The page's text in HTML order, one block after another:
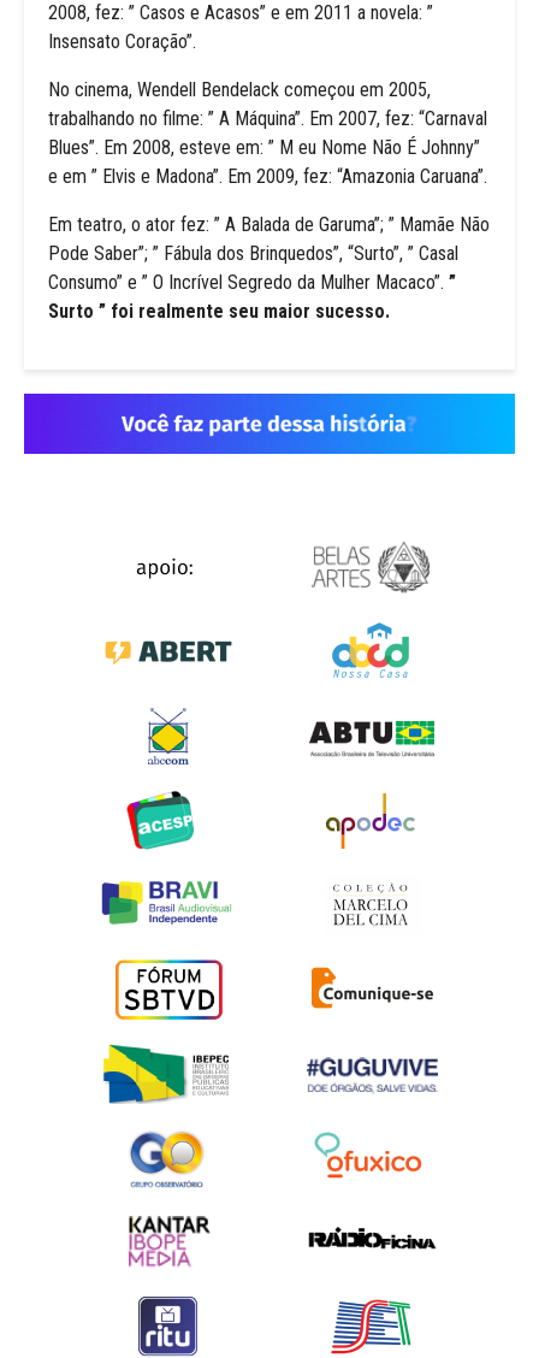
2008, fez: ” Casos e Acasos” e em 2011 a novela: ”
Insensato Coração”.
No cinema, Wendell Bendelack começou em 2005,
trabalhando no filme: ” A Máquina”. Em 2007, fez: “Carnaval
Blues”. Em 2008, esteve em: ” M eu Nome Não É Johnny”
e em ” Elvis e Madona”. Em 2009, fez: “Amazonia Caruana”.
Em teatro, o ator fez: ” A Balada de Garuma”; ” Mamãe Não
Pode Saber”; ” Fábula dos Brinquedos”, “Surto”, ” Casal
Consumo” e ” O Incrível Segredo da Mulher Macaco”. ”
Surto ” foi realmente seu maior sucesso.